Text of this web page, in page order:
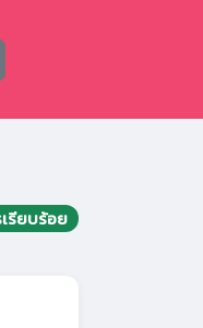
รียบร้อย